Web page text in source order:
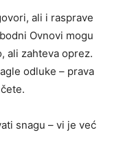
ali i rasprave
Ovnovi mogu
ali zahteva oprez.
odluke – prava
snagu – vi je već